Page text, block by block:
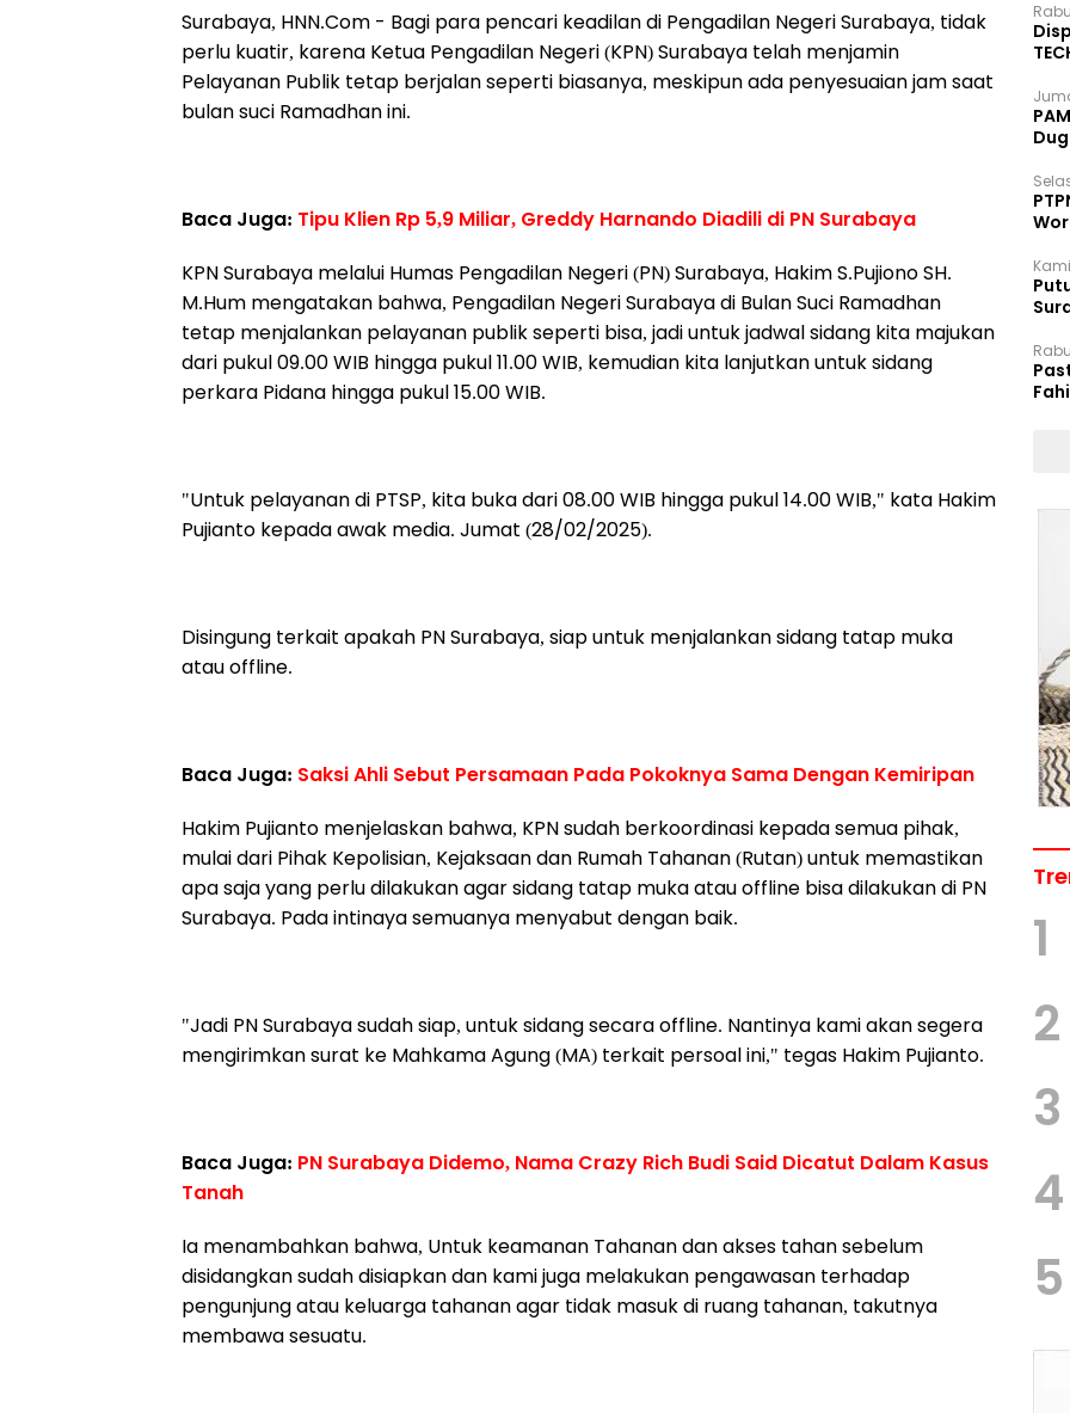
Surabaya, HNN.Com - Bagi para pencari keadilan di Pengadilan Negeri Surabaya, tidak
perlu kuatir, karena Ketua Pengadilan Negeri (KPN) Surabaya telah menjamin
Pelayanan Publik tetap berjalan seperti biasanya, meskipun ada penyesuaian jam saat
bulan suci Ramadhan ini.
Baca Juga: Tipu Klien Rp 5,9 Miliar, Greddy Harnando Diadili di PN Surabaya
KPN Surabaya melalui Humas Pengadilan Negeri (PN) Surabaya, Hakim S.Pujiono SH.
M.Hum mengatakan bahwa, Pengadilan Negeri Surabaya di Bulan Suci Ramadhan
tetap menjalankan pelayanan publik seperti bisa, jadi untuk jadwal sidang kita majukan
dari pukul 09.00 WIB hingga pukul 11.00 WIB, kemudian kita lanjutkan untuk sidang
perkara Pidana hingga pukul 15.00 WIB.
"Untuk pelayanan di PTSP, kita buka dari 08.00 WIB hingga pukul 14.00 WIB," kata Hakim
Pujianto kepada awak media. Jumat (28/02/2025).
Disingung terkait apakah PN Surabaya, siap untuk menjalankan sidang tatap muka
atau offline.
Baca Juga: Saksi Ahli Sebut Persamaan Pada Pokoknya Sama Dengan Kemiripan
Hakim Pujianto menjelaskan bahwa, KPN sudah berkoordinasi kepada semua pihak,
mulai dari Pihak Kepolisian, Kejaksaan dan Rumah Tahanan (Rutan) untuk memastikan
apa saja yang perlu dilakukan agar sidang tatap muka atau offline bisa dilakukan di PN
Surabaya. Pada intinaya semuanya menyabut dengan baik.
"Jadi PN Surabaya sudah siap, untuk sidang secara offline. Nantinya kami akan segera
mengirimkan surat ke Mahkama Agung (MA) terkait persoal ini," tegas Hakim Pujianto.
Baca Juga: PN Surabaya Didemo, Nama Crazy Rich Budi Said Dicatut Dalam Kasus
Tanah
Ia menambahkan bahwa, Untuk keamanan Tahanan dan akses tahan sebelum
disidangkan sudah disiapkan dan kami juga melakukan pengawasan terhadap
pengunjung atau keluarga tahanan agar tidak masuk di ruang tahanan, takutnya
membawa sesuatu.
1
2
3
4
5